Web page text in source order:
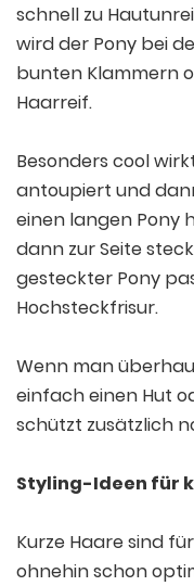
schnell zu
wird der Pony bei
bunten Klammern
Haarreif.
Besonders cool
antoupiert und
einen langen Pony
dann zur Seite
gesteckter Pony
Hochsteckfrisur.
Wenn man
einfach einen Hut
schützt zusätzlich
Styling-Ideen für
Kurze Haare sind
ohnehin schon